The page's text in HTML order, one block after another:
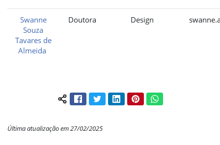
Swanne
Souza
Tavares de
Almeida
Doutora Design
Compartilhar conteúdo:
FacebookTwitterLinkedInPinterestWhatsApp
Última atualização em 27/02/2025